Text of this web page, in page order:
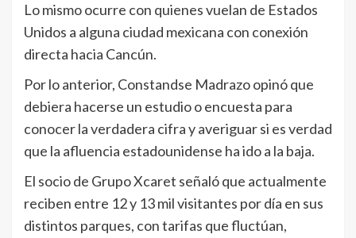
Lo mismo ocurre con quienes vuelan de Estados
Unidos a alguna ciudad mexicana con conexión
directa hacia Cancún.
Por lo anterior, Constandse Madrazo opinó que
debiera hacerse un estudio o encuesta para
conocer la verdadera cifra y averiguar si es verdad
que la afluencia estadounidense ha ido a la baja.
El socio de Grupo Xcaret señaló que actualmente
reciben entre 12 y 13 mil visitantes por día en sus
distintos parques, con tarifas que fluctúan,